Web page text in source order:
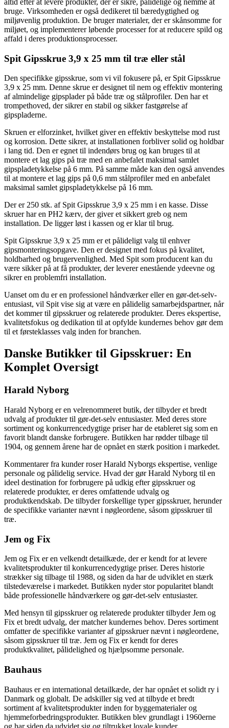
bruge. Virksomheden er også dedikeret til bæredygtighed og
miljøvenlig produktion. De bruger materialer, der er skånsomme for
miljøet, og implementerer løbende processer for at reducere spild og
affald i deres produktionsprocesser.
Spit Gipsskrue 3,9 x 25 mm til træ eller stål
Den specifikke gipsskrue, som vi vil fokusere på, er Spit Gipsskrue
3,9 x 25 mm. Denne skrue er designet til nem og effektiv montering
af almindelige gipsplader på både træ og stålprofiler. Den har et
trompethoved, der sikrer en stabil og sikker fastgørelse af
gipspladerne.
Skruen er elforzinket, hvilket giver en effektiv beskyttelse mod rust
og korrosion. Dette sikrer, at installationen forbliver solid og holdbar
i lang tid. Den er egnet til indendørs brug og kan bruges til at
montere et lag gips på træ med en anbefalet maksimal samlet
gipspladetykkelse på 6 mm. På samme måde kan den også anvendes
til at montere et lag gips på 0,6 mm stålprofiler med en anbefalet
maksimal samlet gipspladetykkelse på 16 mm.
Der er 250 stk. af Spit Gipsskrue 3,9 x 25 mm i en kasse. Disse
skruer har en PH2 kærv, der giver et sikkert greb og nem
installation. De ligger løst i kassen og er klar til brug.
Spit Gipsskrue 3,9 x 25 mm er et pålideligt valg til enhver
gipsmonteringsopgave. Den er designet med fokus på kvalitet,
holdbarhed og brugervenlighed. Med Spit som producent kan du
være sikker på at få produkter, der leverer enestående ydeevne og
sikrer en problemfri installation.
Uanset om du er en professionel håndværker eller en gør-det-selv-
entusiast, vil Spit vise sig at være en pålidelig samarbejdspartner, når
det kommer til gipsskruer og relaterede produkter. Deres ekspertise,
kvalitetsfokus og dedikation til at opfylde kundernes behov gør dem
til et førsteklasses valg inden for branchen.
Danske Butikker til Gipsskruer: En
Komplet Oversigt
Harald Nyborg
Harald Nyborg er en velrenommeret butik, der tilbyder et bredt
udvalg af produkter til gør-det-selv entusiaster. Med deres store
sortiment og konkurrencedygtige priser har de etableret sig som en
favorit blandt danske forbrugere. Butikken har rødder tilbage til
1904, og gennem årene har de opnået en stærk position i markedet.
Kommentarer fra kunder roser Harald Nyborgs ekspertise, venlige
personale og pålidelig service. Hvad der gør Harald Nyborg til en
ideel destination for forbrugere på udkig efter gipsskruer og
relaterede produkter, er deres omfattende udvalg og
produktkendskab. De tilbyder forskellige typer gipsskruer, herunder
de specifikke varianter nævnt i nøgleordene, såsom gipsskruer til
træ.
Jem og Fix
Jem og Fix er en velkendt detailkæde, der er kendt for at levere
kvalitetsprodukter til konkurrencedygtige priser. Deres historie
strækker sig tilbage til 1988, og siden da har de udviklet en stærk
tilstedeværelse i markedet. Butikken nyder stor popularitet blandt
både professionelle håndværkere og gør-det-selv entusiaster.
Med hensyn til gipsskruer og relaterede produkter tilbyder Jem og
Fix et bredt udvalg, der matcher kundernes behov. Deres sortiment
omfatter de specifikke varianter af gipsskruer nævnt i nøgleordene,
såsom gipsskruer til træ. Jem og Fix er kendt for deres
produktkvalitet, pålidelighed og hjælpsomme personale.
Bauhaus
Bauhaus er en international detailkæde, der har opnået et solidt ry i
Danmark og globalt. De adskiller sig ved at tilbyde et bredt
sortiment af kvalitetsprodukter inden for byggematerialer og
hjemmeforbedringsprodukter. Butikken blev grundlagt i 1960erne
og har siden da udvidet sig og tiltrukket loyale kunder.